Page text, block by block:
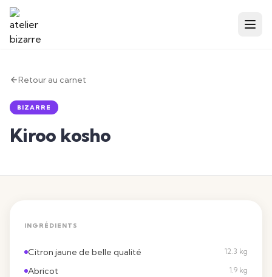
Retour au carnet
BIZARRE
Kiroo kosho
INGRÉDIENTS
Citron jaune de belle qualité 12.3 kg
Abricot 1.9 kg